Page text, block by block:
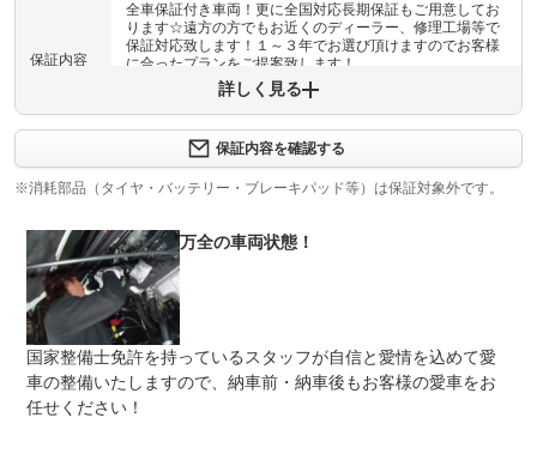
保証内容
全車保証付き車両！更に全国対応長期保証もご用意してお
ります☆遠方の方でもお近くのディーラー、修理工場等で
保証対応致します！１～３年でお選び頂けますのでお客様
に合ったプランをご提案致します！
上限金額 -
免責金 無し
保証修理
受付先
-
法定整備
整備付 法定12ヶ月または法定24ヶ月点検整備付
※車検なし・車検整備付の場合は法定24ヶ月点検整備付
詳しく見る
保証内容を確認する
※消耗部品（タイヤ・バッテリー・ブレーキパッド等）は保証対象外です。
万全の車両状態！
国家整備士免許を持っているスタッフが自信と愛情を込めて愛
車の整備いたしますので、納車前・納車後もお客様の愛車をお
任せください！